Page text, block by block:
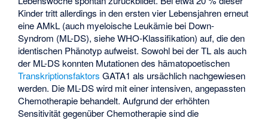
Kinder tritt allerdings in den ersten vier Lebensjahren erneut
eine AMkL (auch myeloische Leukämie bei Down-
Syndrom (ML-DS), siehe WHO-Klassifikation) auf, die den
identischen Phänotyp aufweist. Sowohl bei der TL als auch
der ML-DS konnten Mutationen des hämatopoetischen
Transkriptionsfaktors GATA1 als ursächlich nachgewiesen
werden. Die ML-DS wird mit einer intensiven, angepassten
Chemotherapie behandelt. Aufgrund der erhöhten
Sensitivität gegenüber Chemotherapie sind die